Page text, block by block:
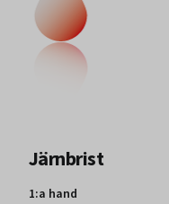
Järnbrist
1:a hand